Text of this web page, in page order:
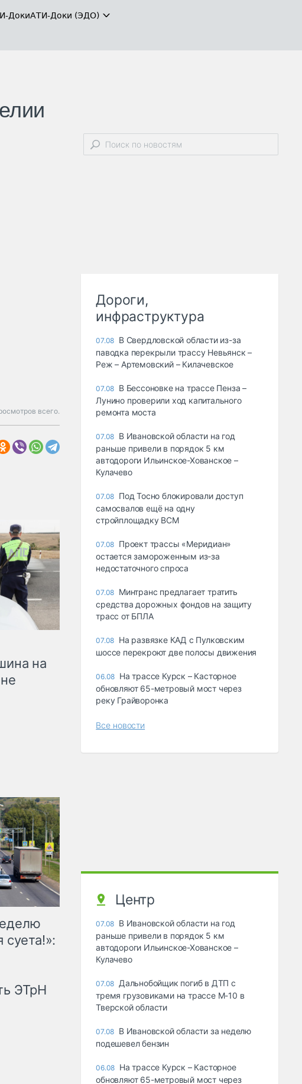
ДокиАТИ-Доки (ЭДО)
всего.
на
суета!»:
ЭТрН
Дороги,
инфраструктура
07.08 В Свердловской области из-за
паводка перекрыли трассу Невьянск –
Реж – Артемовский – Килачевское
07.08 В Бессоновке на трассе Пенза –
Лунино проверили ход капитального
ремонта моста
07.08 В Ивановской области на год
раньше привели в порядок 5 км
автодороги Ильинское-Хованское –
Кулачево
07.08 Под Тосно блокировали доступ
самосвалов ещё на одну
стройплощадку ВСМ
07.08 Проект трассы «Меридиан»
остается замороженным из-за
недостаточного спроса
07.08 Минтранс предлагает тратить
средства дорожных фондов на защиту
трасс от БПЛА
07.08 На развязке КАД с Пулковским
шоссе перекроют две полосы движения
06.08 На трассе Курск – Касторное
обновляют 65-метровый мост через
реку Грайворонка
Все новости
Центр
07.08 В Ивановской области на год
раньше привели в порядок 5 км
автодороги Ильинское-Хованское –
Кулачево
07.08 Дальнобойщик погиб в ДТП с
тремя грузовиками на трассе М-10 в
Тверской области
07.08 В Ивановской области за неделю
подешевел бензин
06.08 На трассе Курск – Касторное
обновляют 65-метровый мост через